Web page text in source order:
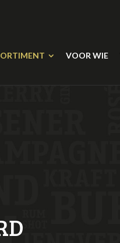
VOOR WIE